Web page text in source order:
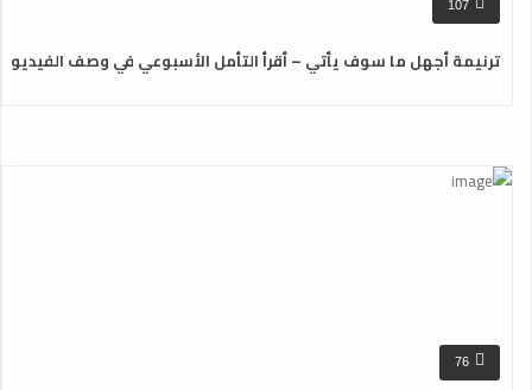
107
ترنيمة أجهل ما سوف يأتي – أقرأ التأمل الأسبوعي في وصف الفيديو
76